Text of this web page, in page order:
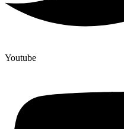
Youtube